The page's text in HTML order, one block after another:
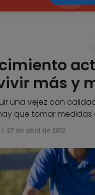
más y
una vejez con
que tomar medidas
27 de abril de 2012